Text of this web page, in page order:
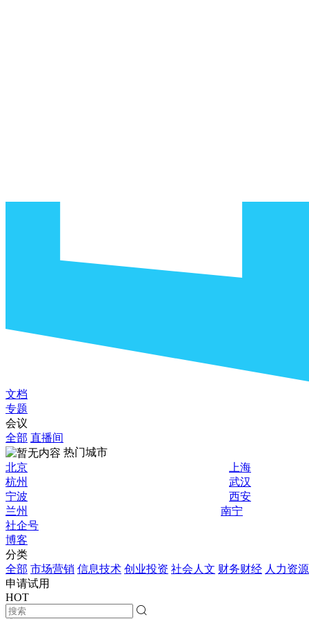
文档
专题
会议
全部 直播间
热门城市
北京
上海
杭州
武汉
宁波
西安
兰州
南宁
社企号
博客
分类
全部 市场营销 信息技术 创业投资 社会人文 财务财经 人力资源
申请试用
HOT